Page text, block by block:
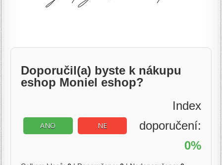
Doporučil(a) byste k nákupu
eshop Moniel eshop?
ANO NE
Index
doporučení:
0%